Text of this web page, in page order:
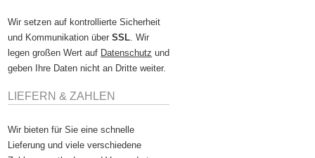
Wir setzen auf kontrollierte Sicherheit
und Kommunikation überSSL. Wir
legen großen Wert auf Datenschutz und
geben Ihre Daten nicht an Dritte weiter.
LIEFERN & ZAHLEN
Wir bieten für Sie eine schnelle
Lieferung und viele verschiedene